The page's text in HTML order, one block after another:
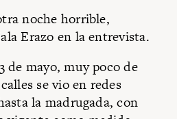
noche horrible,
Erazo en la entrevista.
de mayo, muy poco de
se vio en redes
la madrugada, con